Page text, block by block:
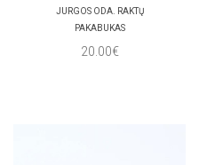
JURGOS ODA. RAKTŲ
PAKABUKAS
20.00€